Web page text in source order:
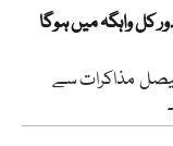
کل واہگہ میں ہوگا
فیصل مذاکرات سے